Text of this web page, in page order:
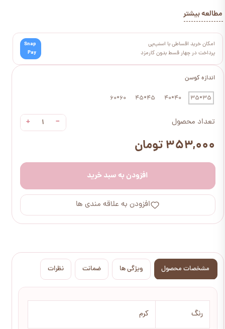
اندازه کوسن
35*35
40*40
45*45
60*60
تعداد محصول −
+
۳۵۳,۰۰۰ تومان
افزودن به سبد خرید
افزودن به علاقه مندی ها
مطالعه بیشتر
امکان خرید اقساطی با اسنپ‌پی
پرداخت در چهار قسط بدون کارمزد
Snap
Pay
مشخصات محصول ویژگی ها ضمانت نظرات
رنگ کرم